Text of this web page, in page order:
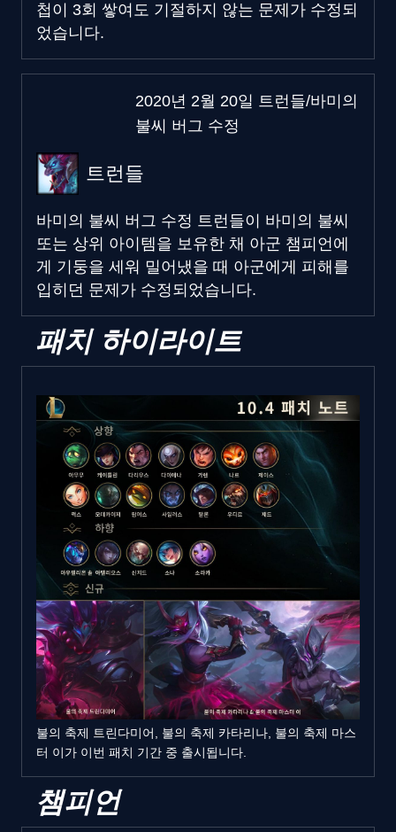
첩이 3회 쌓여도 기절하지 않는 문제가 수정되
었습니다.
2020년 2월 20일 트런들/바미의
불씨 버그 수정
트런들
바미의 불씨 버그 수정 트런들이 바미의 불씨
또는 상위 아이템을 보유한 채 아군 챔피언에
게 기둥을 세워 밀어냈을 때 아군에게 피해를
입히던 문제가 수정되었습니다.
패치 하이라이트
불의 축제 트린다미어, 불의 축제 카타리나, 불의 축제 마스
터 이가 이번 패치 기간 중 출시됩니다.
챔피언